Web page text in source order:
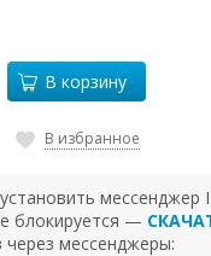
В корзину
В избранное
мессенджер
блокируется —
через мессенджеры: